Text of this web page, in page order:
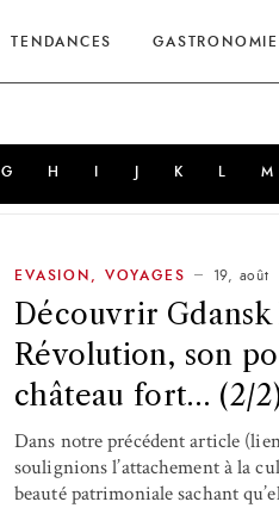
TENDANCES GASTRONOMIE
G H K M
EVASION VOYAGES 19, août
Découvrir Gdansk
Révolution, son
château fort… (2/
Dans notre précédent article
soulignions l’attachement à la
beauté patrimoniale sachant